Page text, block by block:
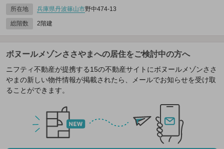
所在地 兵庫県丹波篠山市野中474‐13
総階数 2階建
ボヌールメゾンささやまへの居住をご検討中の方へ
ニフティ不動産が提携する15の不動産サイトにボヌールメゾンささ
やまの新しい物件情報が掲載されたら、メールでお知らせを受け取
ることができます。